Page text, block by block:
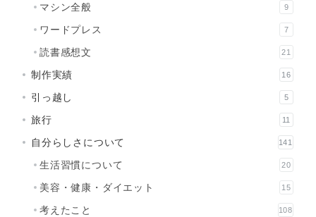
マシン全般 9
ワードプレス 7
読書感想文 21
制作実績 16
引っ越し 5
旅行 11
自分らしさについて 141
生活習慣について 20
美容・健康・ダイエット 15
考えたこと 108